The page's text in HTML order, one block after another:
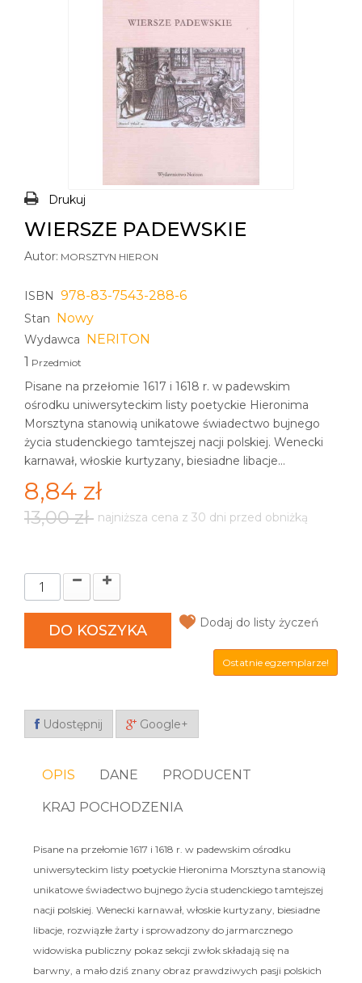
Drukuj
WIERSZE PADEWSKIE
Autor: MORSZTYN HIERON
ISBN 978-83-7543-288-6
Stan Nowy
Wydawca NERITON
1 Przedmiot
Pisane na przełomie 1617 i 1618 r. w padewskim
ośrodku uniwersyteckim listy poetyckie Hieronima
Morsztyna stanowią unikatowe świadectwo bujnego
życia studenckiego tamtejszej nacji polskiej. Wenecki
karnawał, włoskie kurtyzany, biesiadne libacje...
8,84 zł
13,00 zł najniższa cena z 30 dni przed obniżką
DO KOSZYKA Dodaj do listy życzeń
Ostatnie egzemplarze!
Udostępnij Google+
OPIS DANE PRODUCENT
KRAJ POCHODZENIA
Pisane na przełomie 1617 i 1618 r. w padewskim ośrodku
uniwersyteckim listy poetyckie Hieronima Morsztyna stanowią
unikatowe świadectwo bujnego życia studenckiego tamtejszej
nacji polskiej. Wenecki karnawał, włoskie kurtyzany, biesiadne
libacje, rozwiązłe żarty i sprowadzony do jarmarcznego
widowiska publiczny pokaz sekcji zwłok składają się na
barwny, a mało dziś znany obraz prawdziwych pasji polskich